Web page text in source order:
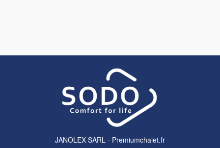
JANOLEX SARL - Premiumchalet.fr